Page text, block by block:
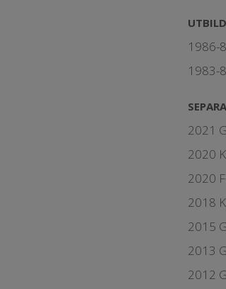
1986-
1983-
2021
2020
2020
2018
2015
2013
2012